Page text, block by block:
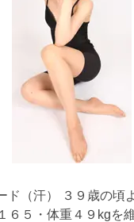
（汗） ３９歳の頃
６５・体重４９kgを